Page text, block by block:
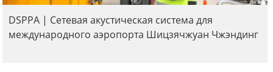
DSPPA | Сетевая акустическая система для
международного аэропорта Шицзячжуан Чжэндинг